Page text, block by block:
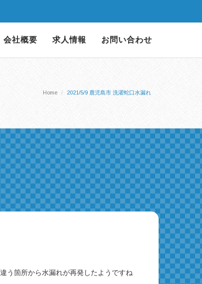
会社概要 求人情報 お問い合わせ
Home 2021/5/9 鹿児島市 洗濯蛇口水漏れ
う箇所から水漏れが再発したようですね